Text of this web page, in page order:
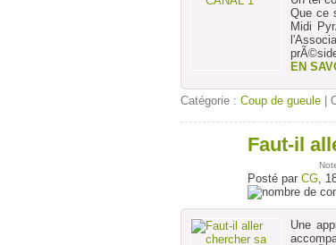
Que ce
Midi
EN
Catégorie : Coup de gueule |
Faut-il
Posté par CG,
Une